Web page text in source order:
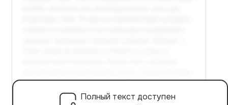
Полный текст доступен